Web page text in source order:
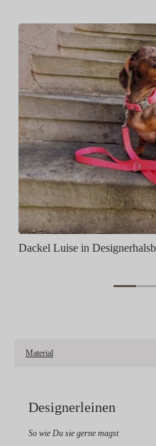
Dackel Luise in
Material
Designerleinen
So wie Du sie gerne magst